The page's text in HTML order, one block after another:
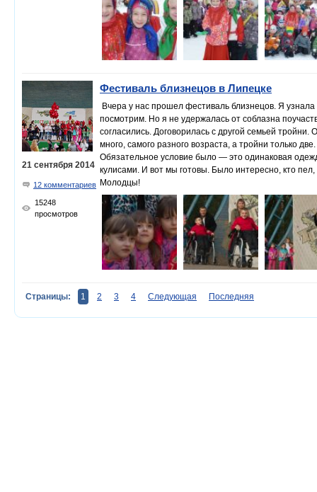
21 сентября 2014
12 комментариев
15248
просмотров
Фестиваль близнецов в Липецке
Вчера у нас прошел фестиваль близнецов. Я
посмотрим. Но я не удержалась от соблазна
согласились. Договорилась с другой семьей
много, самого разного возраста, а тройни только
Обязательное условие было — это одинаковая
кулисами. И вот мы готовы. Было интересно, кто
Молодцы!
Страницы: 1 2 3 4 Следующая Последняя